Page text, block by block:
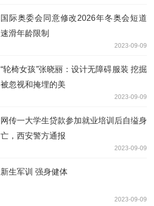
国际奥委会同意修改2026年冬奥会短道
速滑年龄限制
2023-09-09
“轮椅女孩”张晓丽：设计无障碍服装 挖掘
被忽视和掩埋的美
2023-09-09
网传一大学生贷款参加就业培训后自缢身
亡，西安警方通报
2023-09-09
新生军训 强身健体
2023-09-09